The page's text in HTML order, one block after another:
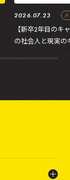
2026.07.23
【新卒2年目のキ
の社会人と現実の